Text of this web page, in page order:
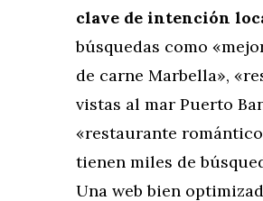
clave de intención
búsquedas como
de carne Marbella»,
vistas al mar Puerto
«restaurante
tienen miles de
Una web bien